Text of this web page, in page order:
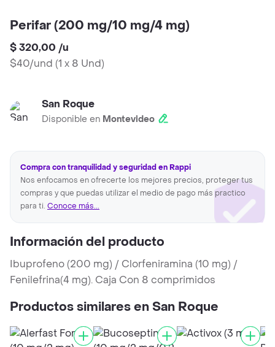
Perifar (200 mg/10 mg/4 mg)
$ 320,00 /u
$40/und (1 x 8 Und)
San Roque
Disponible en Montevideo
Compra con tranquilidad y seguridad en Rappi
Nos enfocamos en ofrecerte los mejores precios, proteger tus
compras y que puedas utilizar el medio de pago más practico
para ti. Conoce más...
Información del producto
Ibuprofeno (200 mg) / Clorfeniramina (10 mg) /
Fenilefrina(4 mg). Caja Con 8 comprimidos
Productos similares en San Roque